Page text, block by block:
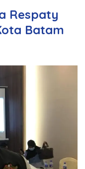
Respaty
Batam